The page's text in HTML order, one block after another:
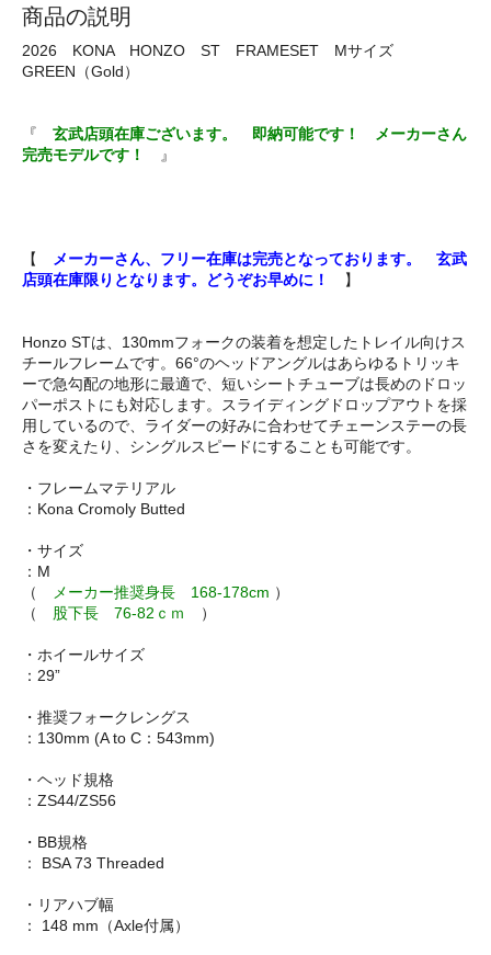
商品の説明
2026 KONA HONZO ST FRAMESET Mサイズ
GREEN（Gold）
『
玄武店頭在庫ございます。 即納可能です！ メーカーさん
完売モデルです！
』
【
メーカーさん、フリー在庫は完売となっております。 玄武
店頭在庫限りとなります。どうぞお早めに！
】
Honzo STは、130mmフォークの装着を想定したトレイル向けス
チールフレームです。66°のヘッドアングルはあらゆるトリッキ
ーで急勾配の地形に最適で、短いシートチューブは長めのドロッ
パーポストにも対応します。スライディングドロップアウトを採
用しているので、ライダーの好みに合わせてチェーンステーの長
さを変えたり、シングルスピードにすることも可能です。
・フレームマテリアル
：Kona Cromoly Butted
・サイズ
：M
（
メーカー推奨身長 168-178cm ）
（ 股下長 76-82ｃｍ ）
・ホイールサイズ
：29”
・推奨フォークレングス
：130mm (A to C：543mm)
・ヘッド規格
：ZS44/ZS56
・BB規格
： BSA 73 Threaded
・リアハブ幅
： 148 mm（Axle付属）